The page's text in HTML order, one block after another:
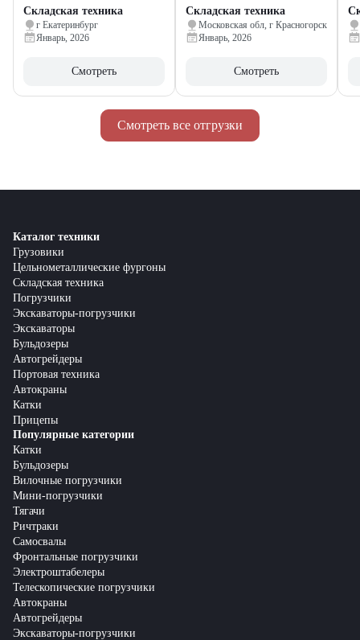
Смотреть все отгрузки
Складская техника
г Екатеринбург
Январь, 2026
Смотреть
Складская техника
Московская обл, г Красногорск
Январь, 2026
Смотреть
Каталог техники
Грузовики
Цельнометаллические фургоны
Складская техника
Погрузчики
Экскаваторы-погрузчики
Экскаваторы
Бульдозеры
Автогрейдеры
Портовая техника
Автокраны
Катки
Прицепы
Популярные категории
Катки
Бульдозеры
Вилочные погрузчики
Мини-погрузчики
Тягачи
Ричтраки
Самосвалы
Фронтальные погрузчики
Электроштабелеры
Телескопические погрузчики
Автокраны
Автогрейдеры
Экскаваторы-погрузчики